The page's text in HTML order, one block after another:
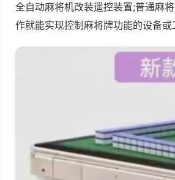
全自动麻将机改装遥控装置;普通麻
作就能实现控制麻将牌功能的设备或